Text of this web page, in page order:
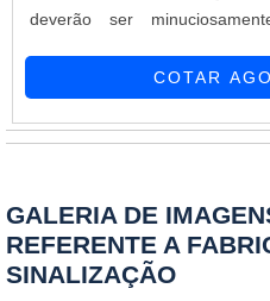
deverão ser
PRINCIPAIS
com a necessidade de
assim, é fundamental a
empresa especializada no
COTAR
GALERIA DE
REFERENTE A
SINALIZAÇÃO